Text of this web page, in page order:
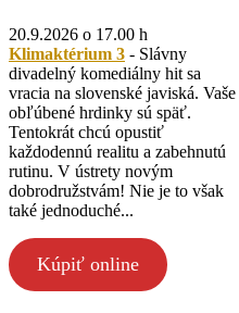
20.9.2026 o 17.00 h
Klimaktérium 3 - Slávny
divadelný komediálny hit sa
vracia na slovenské javiská. Vaše
obľúbené hrdinky sú späť.
Tentokrát chcú opustiť
každodennú realitu a zabehnutú
rutinu. V ústrety novým
dobrodružstvám! Nie je to však
také jednoduché...
Kúpiť online